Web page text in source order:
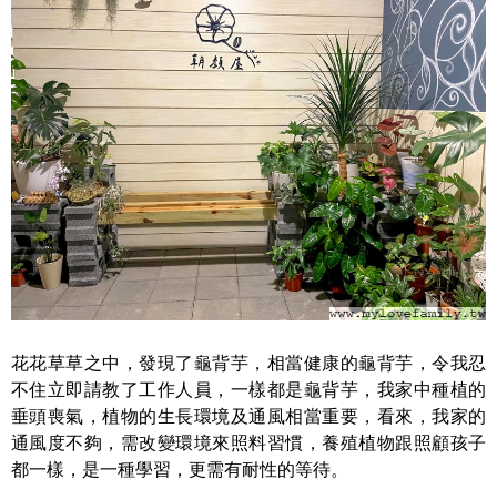
花花草草之中，發現了龜背芋，相當健康的龜背芋，令我忍
不住立即請教了工作人員，一樣都是龜背芋，我家中種植的
垂頭喪氣，植物的生長環境及通風相當重要，看來，我家的
通風度不夠，需改變環境來照料習慣，養殖植物跟照顧孩子
都一樣，是一種學習，更需有耐性的等待。